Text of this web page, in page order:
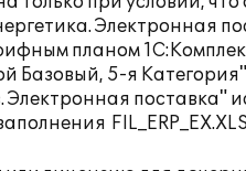
Электронная
планом
5-я
поставка"
FIL_ERP_EX.XLS